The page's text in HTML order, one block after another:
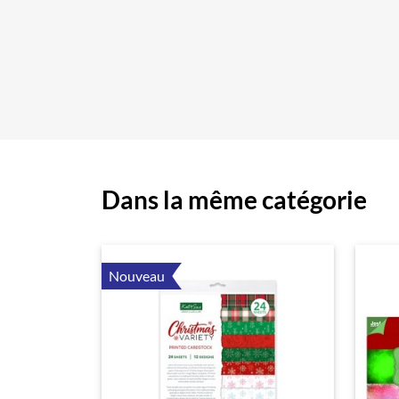
Dans la même catégorie
Nouveau